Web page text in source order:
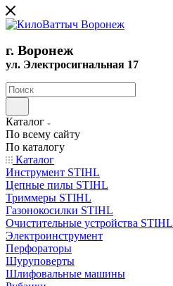
г. Воронеж
ул. Электросигнальная 17
Каталог
По всему сайту
По каталогу
Каталог
Инструмент STIHL
Цепные пилы STIHL
Триммеры STIHL
Газонокосилки STIHL
Очистительные устройства STIHL
Электроинструмент
Перфораторы
Шуруповерты
Шлифовальные машины